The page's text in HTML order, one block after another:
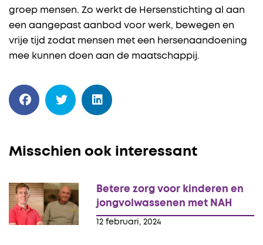
groep mensen. Zo werkt de Hersenstichting al aan
een aangepast aanbod voor werk, bewegen en
vrije tijd zodat mensen met een hersenaandoening
mee kunnen doen aan de maatschappij.
Misschien ook interessant
12 februari, 2024
Betere zorg voor kinderen en
jongvolwassenen met NAH